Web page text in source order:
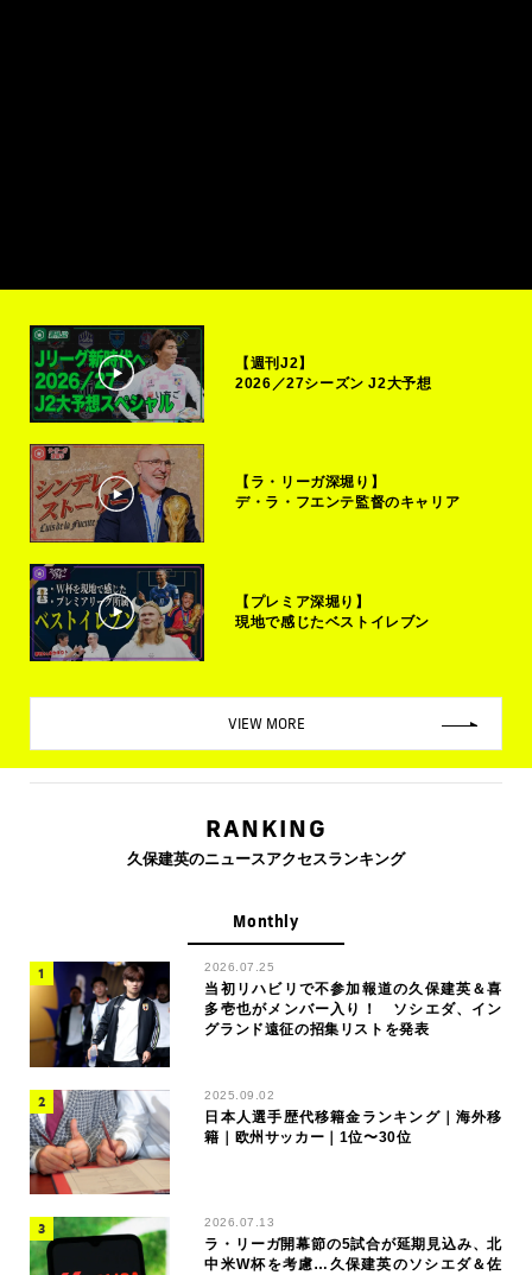
【週刊J2】
2026／27シーズン J2大予想
【ラ・リーガ深堀り】
デ・ラ・フエンテ監督のキャリア
【プレミア深堀り】
現地で感じたベストイレブン
VIEW MORE
RANKING
久保建英のニュースアクセスランキング
Monthly
2026.07.25
当初リハビリで不参加報道の久保建英＆喜
多壱也がメンバー入り！ ソシエダ、イン
グランド遠征の招集リストを発表
2025.09.02
日本人選手歴代移籍金ランキング｜海外移
籍｜欧州サッカー｜1位〜30位
2026.07.13
ラ・リーガ開幕節の5試合が延期見込み、北
中米W杯を考慮…久保建英のソシエダ＆佐